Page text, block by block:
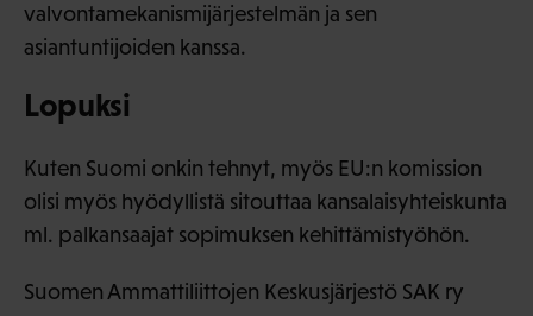
valvontamekanismijärjestelmän ja sen
asiantuntijoiden kanssa.
Lopuksi
Kuten Suomi onkin tehnyt, myös EU:n komission
olisi myös hyödyllistä sitouttaa kansalaisyhteiskunta
ml. palkansaajat sopimuksen kehittämistyöhön.
Suomen Ammattiliittojen Keskusjärjestö SAK ry